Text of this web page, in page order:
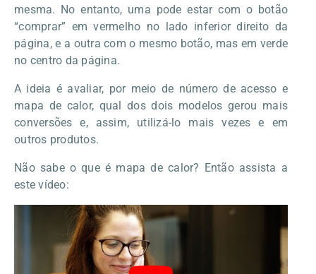
mesma. No entanto, uma pode estar com o botão
“comprar” em vermelho no lado inferior direito da
página, e a outra com o mesmo botão, mas em verde
no centro da página.
A ideia é avaliar, por meio de número de acesso e
mapa de calor, qual dos dois modelos gerou mais
conversões e, assim, utilizá-lo mais vezes e em
outros produtos.
Não sabe o que é mapa de calor? Então assista a
este vídeo: